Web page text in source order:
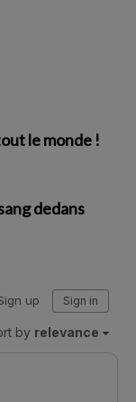
le monde !
dedans